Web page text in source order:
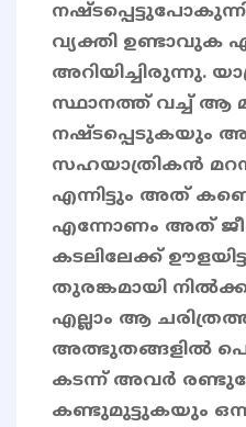
വ്യക്തി ഉണ്ടാവുക
അറിയിച്ചിരുന്നു.
സ്ഥാനത്ത് വച്ച് ആ
നഷ്ടപ്പെടുകയും
സഹയാത്രികൻ
എന്നിട്ടും അത്
എന്നോണം അത്
കടലിലേക്ക്
തുരങ്കമായി
എല്ലാം ആ
അത്ഭുതങ്ങളിൽ
കടന്ന് അവർ
കണ്ടുമുട്ടുകയും